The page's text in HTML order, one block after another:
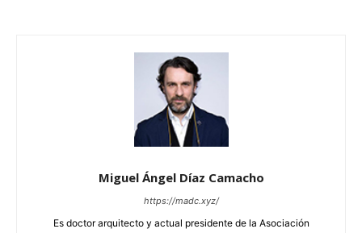
Miguel Ángel Díaz Camacho
https://madc.xyz/
Es doctor arquitecto y actual presidente de la Asociación